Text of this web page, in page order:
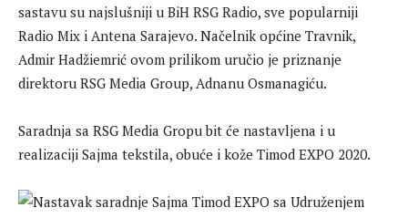
sastavu su najslušniji u BiH RSG Radio, sve popularniji
Radio Mix i Antena Sarajevo. Načelnik općine Travnik,
Admir Hadžiemrić ovom prilikom uručio je priznanje
direktoru RSG Media Group, Adnanu Osmanagiću.
Saradnja sa RSG Media Gropu bit će nastavljena i u
realizaciji Sajma tekstila, obuće i kože Timod EXPO 2020.